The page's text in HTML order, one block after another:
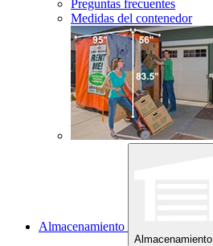
Preguntas frecuentes
Medidas del contenedor
Almacenamiento
Almacenamiento